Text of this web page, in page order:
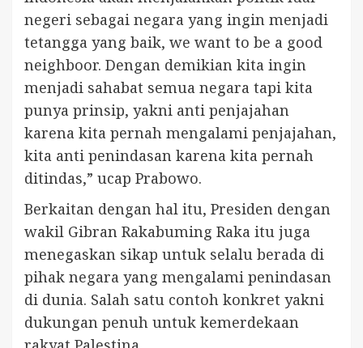
negeri sebagai negara yang ingin menjadi
tetangga yang baik, we want to be a good
neighboor. Dengan demikian kita ingin
menjadi sahabat semua negara tapi kita
punya prinsip, yakni anti penjajahan
karena kita pernah mengalami penjajahan,
kita anti penindasan karena kita pernah
ditindas,” ucap Prabowo.
Berkaitan dengan hal itu, Presiden dengan
wakil Gibran Rakabuming Raka itu juga
menegaskan sikap untuk selalu berada di
pihak negara yang mengalami penindasan
di dunia. Salah satu contoh konkret yakni
dukungan penuh untuk kemerdekaan